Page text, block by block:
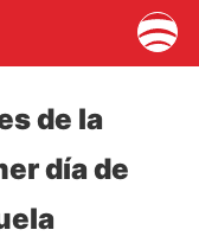
de la
día de